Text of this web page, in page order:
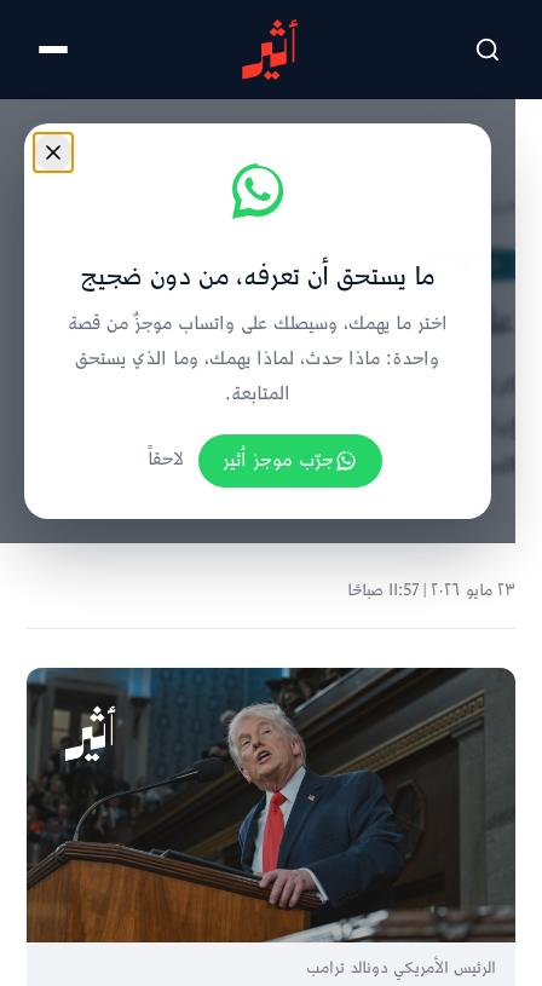
تخطى للمحتوى الرئيسي
على ماذا يراهن الرئيس ترامب؟
الركابي حسن يعقوب يحلل رهانات ترامب في الحرب على
إيران: هل ينتظر انهيار النظام الإيراني أم يراهن على
المجموعة الأوروبية لفتح مضيق هرمز؟
٢٣ مايو ٢٠٢٦ | 11:57 صباحًا
الرئيس الأمريكي دونالد ترامب
ما يستحق أن تعرفه، من دون ضجيج
اختر ما يهمك، وسيصلك على واتساب موجزٌ من قصة
واحدة: ماذا حدث، لماذا يهمك، وما الذي يستحق
المتابعة.
جرّب موجز أثير
لاحقاً